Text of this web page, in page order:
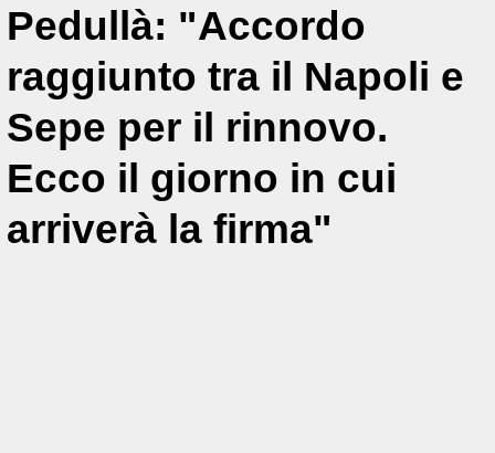
Pedullà: "Accordo
raggiunto tra il Napoli e
Sepe per il rinnovo.
Ecco il giorno in cui
arriverà la firma"